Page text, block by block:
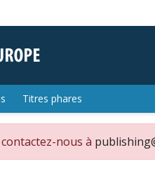
Titres phares
nous à